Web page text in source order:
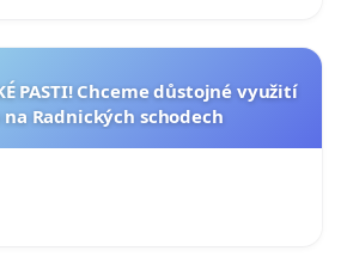
PASTI! Chceme důstojné využití
Radnických schodech